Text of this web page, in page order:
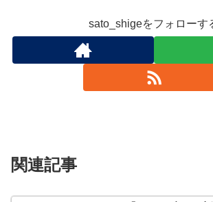
sato_shigeをフォローす
関連記事